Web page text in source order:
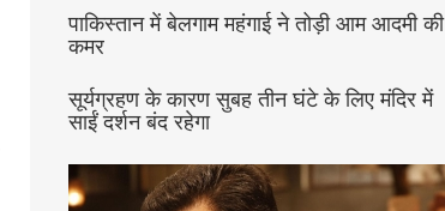
पाकिस्तान में बेलगाम महंगाई ने तोड़ी आम आदमी की
कमर
सूर्यग्रहण के कारण सुबह तीन घंटे के लिए मंदिर में
साईं दर्शन बंद रहेगा